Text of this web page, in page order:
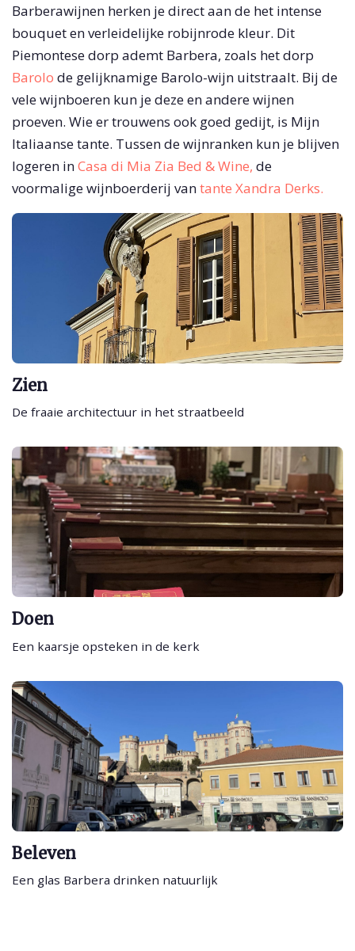
Barberawijnen herken je direct aan de het intense
bouquet en verleidelijke robijnrode kleur. Dit
Piemontese dorp ademt Barbera, zoals het dorp
Barolo de gelijknamige Barolo-wijn uitstraalt. Bij de
vele wijnboeren kun je deze en andere wijnen
proeven. Wie er trouwens ook goed gedijt, is Mijn
Italiaanse tante. Tussen de wijnranken kun je blijven
logeren inCasa di Mia Zia Bed & Wine, de
voormalige wijnboerderij vantante Xandra Derks.
Zien
De fraaie architectuur in het straatbeeld
Doen
Een kaarsje opsteken in de kerk
Beleven
Een glas Barbera drinken natuurlijk